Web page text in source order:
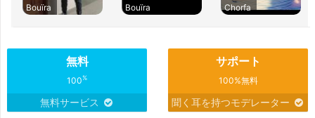
Bouïra
Bouïra
Chorfa
無料
100%
無料サービス
サポート
100%無料
聞く耳を持つモデレーター